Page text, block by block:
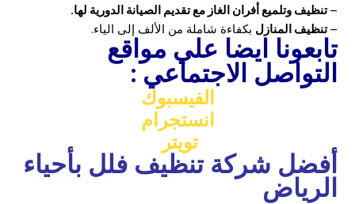
–تنظيف وتلميع أفران الغاز مع تقديم الصيانة الدورية لها.
–تنظيف المنازل بكفاءة شاملة من الألف إلى الياء.
تابعونا ايضا علي مواقع
التواصل الاجتماعي :
الفيسبوك
انستجرام
تويتر
أفضل شركة تنظيف فلل بأحياء
الرياض